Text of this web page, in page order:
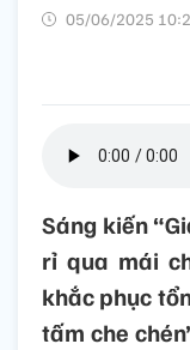
05/06/2025
Sáng kiến
rỉ qua mái
khắc phục
tấm che